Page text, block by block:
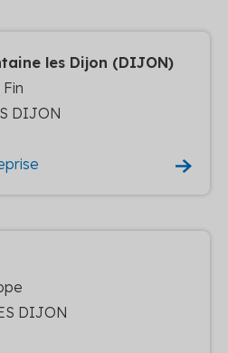
les Dijon (DIJON)
DIJON
DIJON